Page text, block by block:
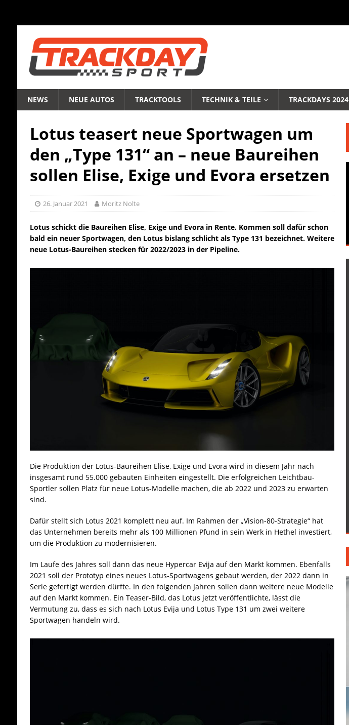
NEWS NEUE AUTOS TRACKTOOLS TECHNIK & TEILE TRACKDAYS 2024
Lotus teasert neue Sportwagen um
den „Type 131“ an – neue Baureihen
sollen Elise, Exige und Evora ersetzen
26. Januar 2021 Moritz Nolte
Lotus schickt die Baureihen Elise, Exige und Evora in Rente. Kommen soll dafür schon
bald ein neuer Sportwagen, den Lotus bislang schlicht als Type 131 bezeichnet. Weitere
neue Lotus-Baureihen stecken für 2022/2023 in der Pipeline.
Die Produktion der Lotus-Baureihen Elise, Exige und Evora wird in diesem Jahr nach
insgesamt rund 55.000 gebauten Einheiten eingestellt. Die erfolgreichen Leichtbau-
Sportler sollen Platz für neue Lotus-Modelle machen, die ab 2022 und 2023 zu erwarten
sind.
Dafür stellt sich Lotus 2021 komplett neu auf. Im Rahmen der „Vision-80-Strategie“ hat
das Unternehmen bereits mehr als 100 Millionen Pfund in sein Werk in Hethel investiert,
um die Produktion zu modernisieren.
Im Laufe des Jahres soll dann das neue Hypercar Evija auf den Markt kommen. Ebenfalls
2021 soll der Prototyp eines neues Lotus-Sportwagens gebaut werden, der 2022 dann in
Serie gefertigt werden dürfte. In den folgenden Jahren sollen dann weitere neue Modelle
auf den Markt kommen. Ein Teaser-Bild, das Lotus jetzt veröffentlichte, lässt die
Vermutung zu, dass es sich nach Lotus Evija und Lotus Type 131 um zwei weitere
Sportwagen handeln wird.